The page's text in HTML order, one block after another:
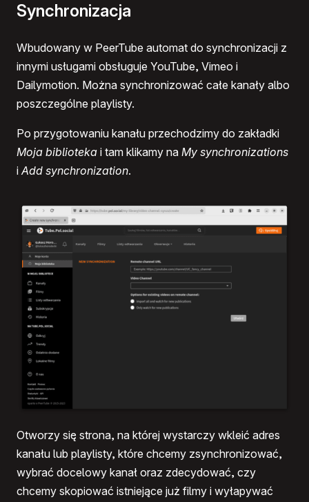
Synchronizacja
Wbudowany w PeerTube automat do synchronizacji z
innymi usługami obsługuje YouTube, Vimeo i
Dailymotion. Można synchronizować całe kanały albo
poszczególne playlisty.
Po przygotowaniu kanału przechodzimy do zakładki
Moja biblioteka i tam klikamy na My synchronizations
iAdd synchronization.
Otworzy się strona, na której wystarczy wkleić adres
kanału lub playlisty, które chcemy zsynchronizować,
wybrać docelowy kanał oraz zdecydować, czy
chcemy skopiować istniejące już filmy i wyłapywać